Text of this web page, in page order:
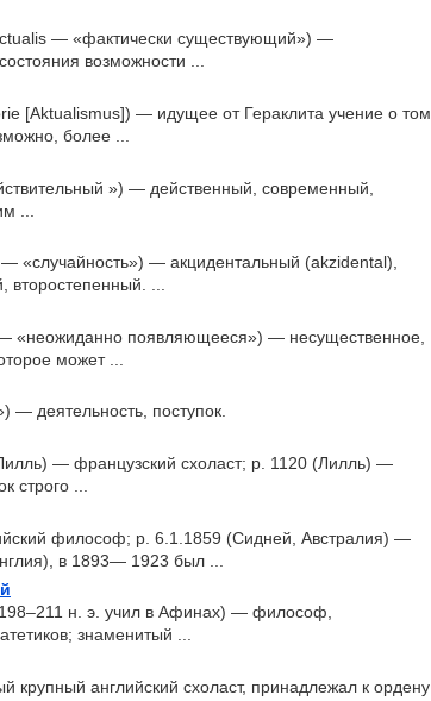
— «фактически существующий») —
возможности ...
[Aktualismus]) — идущее от Гераклита учение о том,
более ...
») — действенный, современный,
...
«случайность») — акцидентальный (akzidental),
второстепенный. ...
«неожиданно появляющееся») — несущественное,
может ...
— деятельность, поступок.
— французский схоласт; р. 1120 (Лилль) —
строго ...
философ; p. 6.1.1859 (Сидней, Австралия) —
в 1893— 1923 был ...
н. э. учил в Афинах) — философ,
знаменитый ...
крупный английский схоласт, принадлежал к ордену